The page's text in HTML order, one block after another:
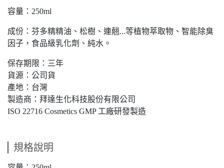
容量：250ml
成份：芬多精精油、松樹、連翹...等植物萃取物、智能除臭
因子，食品級乳化劑、純水。
保存期限：三年
貨源：公司貨
產地：台灣
製造商：拜達生化科技股份有限公司
ISO 22716 Cosmetics GMP 工廠研發製造
規格說明